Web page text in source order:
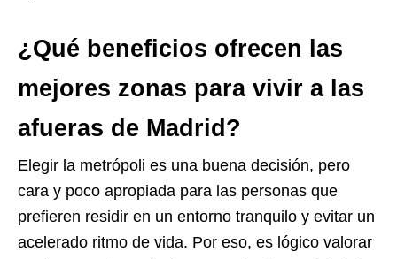
¿Qué beneficios ofrecen las
mejores zonas para vivir a las
afueras de Madrid?
Elegir la metrópoli es una buena decisión, pero
cara y poco apropiada para las personas que
prefieren residir en un entorno tranquilo y evitar un
acelerado ritmo de vida. Por eso, es lógico valorar